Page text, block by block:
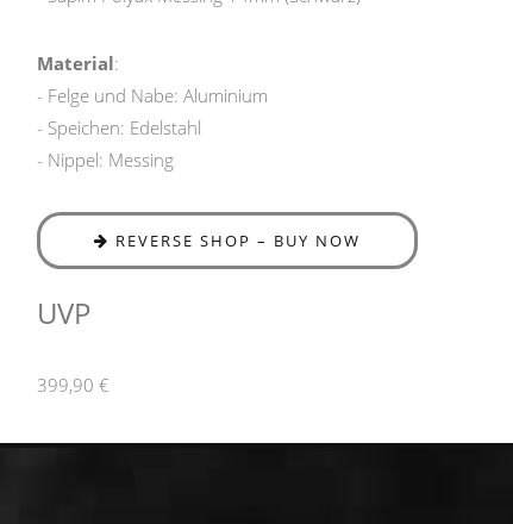
Material:
- Felge und Nabe: Aluminium
- Speichen: Edelstahl
- Nippel: Messing
REVERSE SHOP – BUY NOW
UVP
399,90 €